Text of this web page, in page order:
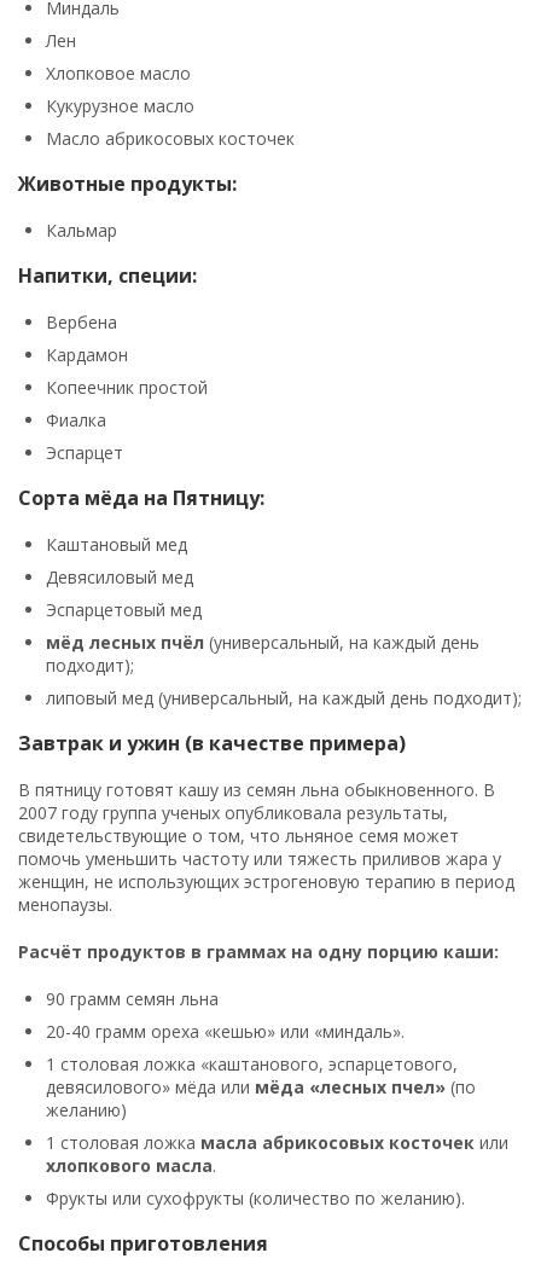
Миндаль
Лен
Хлопковое масло
Кукурузное масло
Масло абрикосовых косточек
Животные продукты:
Кальмар
Напитки, специи:
Вербена
Кардамон
Копеечник простой
Фиалка
Эспарцет
Сорта мёда на Пятницу:
Каштановый мед
Девясиловый мед
Эспарцетовый мед
мёд лесных пчёл (универсальный, на каждый день
подходит);
липовый мед (универсальный, на каждый день подходит);
Завтрак и ужин (в качестве примера)
В пятницу готовят кашу из семян льна обыкновенного. В
2007 году группа ученых опубликовала результаты,
свидетельствующие о том, что льняное семя может
помочь уменьшить частоту или тяжесть приливов жара у
женщин, не использующих эстрогеновую терапию в период
менопаузы.
Расчёт продуктов в граммах на одну порцию каши:
90 грамм семян льна
20-40 грамм ореха «кешью» или «миндаль».
1 столовая ложка «каштанового, эспарцетового,
девясилового» мёда или мёда «лесных пчел» (по
желанию)
1 столовая ложка масла абрикосовых косточек или
хлопкового масла.
Фрукты или сухофрукты (количество по желанию).
Способы приготовления